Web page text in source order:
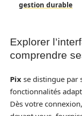
gestion durable
Explorer
comprendre
Pix se distingue par
fonctionnalités
Dès votre